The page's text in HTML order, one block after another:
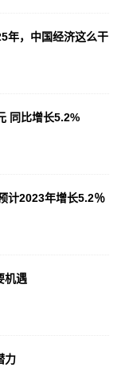
，中国经济这么干
同比增长5.2%
计2023年增长5.2％
机遇
力